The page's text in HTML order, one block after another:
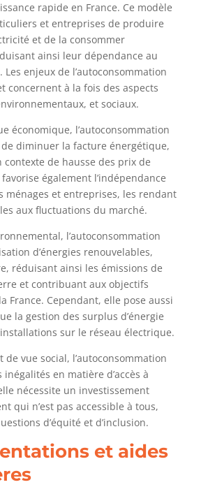
rapide en France. Ce modèle
et entreprises de produire
et de la consommer
ainsi leur dépendance au
enjeux de l’autoconsommation
concernent à la fois des aspects
et sociaux.
économique, l’autoconsommation
diminuer la facture énergétique,
de hausse des prix de
favorise également l’indépendance
ménages et entreprises, les rendant
aux fluctuations du marché.
l’autoconsommation
d’énergies renouvelables,
réduisant ainsi les émissions de
et contribuant aux objectifs
France. Cependant, elle pose aussi
la gestion des surplus d’énergie
sur le réseau électrique.
de vue social, l’autoconsommation
en matière d’accès à
nécessite un investissement
qui n’est pas accessible à tous,
d’équité et d’inclusion.
et aides